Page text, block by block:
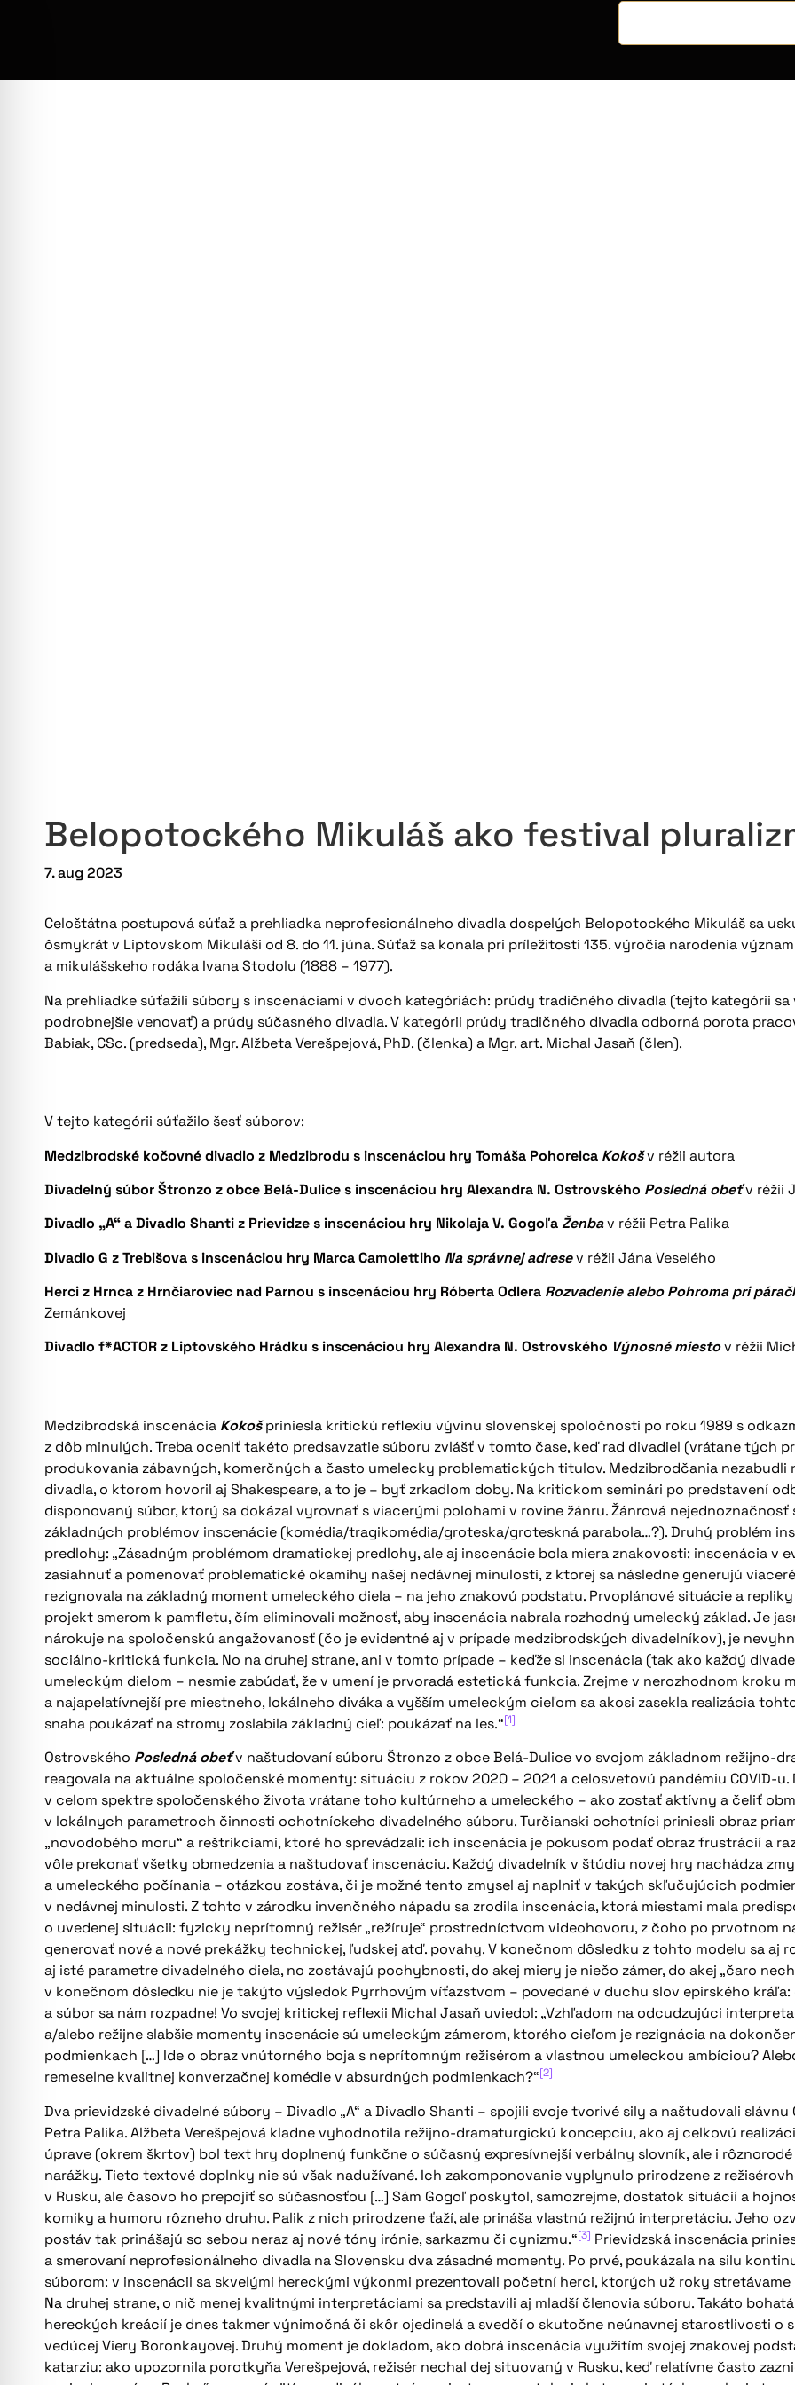
Belopotockého Mikuláš ako festival
7. aug 2023
Celoštátna postupová súťaž a prehliadka neprofesionálneho divadla dospelých Belopotockého Mikuláš sa
ôsmykrát v Liptovskom Mikuláši od 8. do 11. júna. Súťaž sa konala pri príležitosti 135. výročia narodenia
a mikulášskeho rodáka Ivana Stodolu (1888 – 1977).
Na prehliadke súťažili súbory s inscenáciami v dvoch kategóriách: prúdy tradičného divadla (tejto kategórii
podrobnejšie venovať) a prúdy súčasného divadla. V kategórii prúdy tradičného divadla odborná porota
Babiak, CSc. (predseda), Mgr. Alžbeta Verešpejová, PhD. (členka) a Mgr. art. Michal Jasaň (člen).
V tejto kategórii súťažilo šesť súborov:
Medzibrodské kočovné divadlo z Medzibrodu s inscenáciou hry Tomáša Pohorelca Kokošv réžii autora
Divadelný súbor Štronzo z obce Belá-Dulice s inscenáciou hry Alexandra N. Ostrovského Posledná obeťv réžii
Divadlo „A“ a Divadlo Shanti z Prievidze s inscenáciou hry Nikolaja V. GogoľaŽenbav réžii Petra Palika
Divadlo G z Trebišova s inscenáciou hry Marca Camolettiho Na správnej adresev réžii Jána Veselého
Herci z Hrnca z Hrnčiaroviec nad Parnou s inscenáciou hry Róberta Odlera Rozvadenie alebo Pohroma pri
Zemánkovej
Divadlo f*ACTOR z Liptovského Hrádku s inscenáciou hry Alexandra N. Ostrovského Výnosné miestov réžii
Medzibrodská inscenácia Kokošpriniesla kritickú reflexiu vývinu slovenskej spoločnosti po roku 1989 s
z dôb minulých. Treba oceniť takéto predsavzatie súboru zvlášť v tomto čase, keď rad divadiel (vrátane tých
produkovania zábavných, komerčných a často umelecky problematických titulov. Medzibrodčania nezabudli
divadla, o ktorom hovoril aj Shakespeare, a to je – byť zrkadlom doby. Na kritickom seminári po predstavení
disponovaný súbor, ktorý sa dokázal vyrovnať s viacerými polohami v rovine žánru. Žánrová nejednoznačnosť
základných problémov inscenácie (komédia/tragikomédia/groteska/groteskná parabola…?). Druhý problém
predlohy: „Zásadným problémom dramatickej predlohy, ale aj inscenácie bola miera znakovosti: inscenácia v
zasiahnuť a pomenovať problematické okamihy našej nedávnej minulosti, z ktorej sa následne generujú
rezignovala na základný moment umeleckého diela – na jeho znakovú podstatu. Prvoplánové situácie a
projekt smerom k pamfletu, čím eliminovali možnosť, aby inscenácia nabrala rozhodný umelecký základ. Je
nárokuje na spoločenskú angažovanosť (čo je evidentné aj v prípade medzibrodských divadelníkov), je
sociálno-kritická funkcia. No na druhej strane, ani v tomto prípade – keďže si inscenácia (tak ako každý
umeleckým dielom – nesmie zabúdať, že v umení je prvoradá estetická funkcia. Zrejme v nerozhodnom kroku
a najapelatívnejší pre miestneho, lokálneho diváka a vyšším umeleckým cieľom sa akosi zasekla realizácia
snaha poukázať na stromy zoslabila základný cieľ: poukázať na les.“[1]
Ostrovského Posledná obeťv naštudovaní súboru Štronzo z obce Belá-Dulice vo svojom základnom režijno-
reagovala na aktuálne spoločenské momenty: situáciu z rokov 2020 – 2021 a celosvetovú pandémiu COVID-
v celom spektre spoločenského života vrátane toho kultúrneho a umeleckého – ako zostať aktívny a čeliť
v lokálnych parametroch činnosti ochotníckeho divadelného súboru. Turčianski ochotníci priniesli obraz
„novodobého moru“ a reštrikciami, ktoré ho sprevádzali: ich inscenácia je pokusom podať obraz frustrácií a
vôle prekonať všetky obmedzenia a naštudovať inscenáciu. Každý divadelník v štúdiu novej hry nachádza
a umeleckého počínania – otázkou zostáva, či je možné tento zmysel aj naplniť v takých skľučujúcich
v nedávnej minulosti. Z tohto v zárodku invenčného nápadu sa zrodila inscenácia, ktorá miestami mala
o uvedenej situácii: fyzicky neprítomný režisér „režíruje“ prostredníctvom videohovoru, z čoho po prvotnom
generovať nové a nové prekážky technickej, ľudskej atď. povahy. V konečnom dôsledku z tohto modelu sa aj
aj isté parametre divadelného diela, no zostávajú pochybnosti, do akej miery je niečo zámer, do akej „čaro
v konečnom dôsledku nie je takýto výsledok Pyrrhovým víťazstvom – povedané v duchu slov epirského
a súbor sa nám rozpadne! Vo svojej kritickej reflexii Michal Jasaň uviedol: „Vzhľadom na odcudzujúci
a/alebo režijne slabšie momenty inscenácie sú umeleckým zámerom, ktorého cieľom je rezignácia na
podmienkach […] Ide o obraz vnútorného boja s neprítomným režisérom a vlastnou umeleckou ambíciou?
remeselne kvalitnej konverzačnej komédie v absurdných podmienkach?“[2]
Dva prievidzské divadelné súbory – Divadlo „A“ a Divadlo Shanti – spojili svoje tvorivé sily a naštudovali
Petra Palika. Alžbeta Verešpejová kladne vyhodnotila režijno-dramaturgickú koncepciu, ako aj celkovú
úprave (okrem škrtov) bol text hry doplnený funkčne o súčasný expresívnejší verbálny slovník, ale i
narážky. Tieto textové doplnky nie sú však nadužívané. Ich zakomponovanie vyplynulo prirodzene z
v Rusku, ale časovo ho prepojiť so súčasnosťou […] Sám Gogoľ poskytol, samozrejme, dostatok situácií a
komiky a humoru rôzneho druhu. Palik z nich prirodzene ťaží, ale prináša vlastnú režijnú interpretáciu. Jeho
postáv tak prinášajú so sebou neraz aj nové tóny irónie, sarkazmu či cynizmu.“[3] Prievidzská inscenácia
a smerovaní neprofesionálneho divadla na Slovensku dva zásadné momenty. Po prvé, poukázala na silu
súborom: v inscenácii sa skvelými hereckými výkonmi prezentovali početní herci, ktorých už roky
Na druhej strane, o nič menej kvalitnými interpretáciami sa predstavili aj mladší členovia súboru. Takáto
hereckých kreácií je dnes takmer výnimočná či skôr ojedinelá a svedčí o skutočne neúnavnej starostlivosti o
vedúcej Viery Boronkayovej. Druhý moment je dokladom, ako dobrá inscenácia využitím svojej znakovej
katarziu: ako upozornila porotkyňa Verešpejová, režisér nechal dej situovaný v Rusku, keď relatívne často